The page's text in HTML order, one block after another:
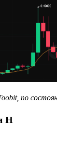
, по
H